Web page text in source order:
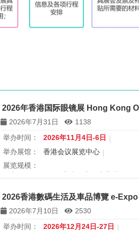
2026年香港国际眼镜展 Hong Kong
2026年7月31日
1138
举办时间：
2026年11月4日-6日
举办展馆：
香港会议展览中心
展览规模：
办，为期三天，是亚洲最具影响力的眼镜专
国际认证。展会特设品牌廊、智能眼镜专区
2026香港數碼生活及車品博覽 e-
2026年7月10日
2530
举办时间：
2026年12月24日-27日